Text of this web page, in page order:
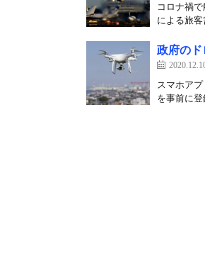
コロナ禍
による旅
政府の
スマホア
を事前に